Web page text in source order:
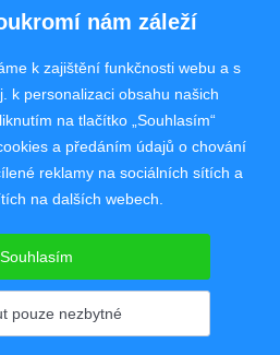
- 2026 JobSystem s.r.o.
|Upravit nastavení
nám záleží
k zajištění funkčnosti webu a s
k personalizaci obsahu našich
na tlačítko „Souhlasím“
a předáním údajů o chování
reklamy na sociálních sítích a
na dalších webech.
Souhlasím
pouze nezbytné